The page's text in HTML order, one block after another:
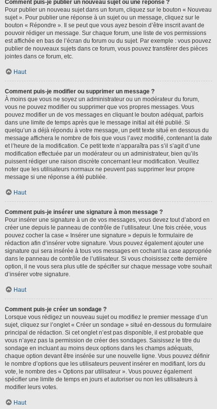
Comment puis-je publier un nouveau sujet ou une réponse ?
Pour publier un nouveau sujet dans un forum, cliquez sur le bouton « Nouveau
sujet ». Pour publier une réponse à un sujet ou un message, cliquez sur le
bouton « Répondre ». Il se peut que vous ayez besoin d’être inscrit avant de
pouvoir rédiger un message. Sur chaque forum, une liste de vos permissions
est affichée en bas de l’écran du forum ou du sujet. Par exemple : vous pouvez
publier de nouveaux sujets dans ce forum, vous pouvez transférer des pièces
jointes dans ce forum, etc.
Haut
Comment puis-je modifier ou supprimer un message ?
À moins que vous ne soyez un administrateur ou un modérateur du forum,
vous ne pouvez modifier ou supprimer que vos propres messages. Vous
pouvez modifier un de vos messages en cliquant le bouton adéquat, parfois
dans une limite de temps après que le message initial ait été publié. Si
quelqu’un a déjà répondu à votre message, un petit texte situé en dessous du
message affichera le nombre de fois que vous l’avez modifié, contenant la date
et l’heure de la modification. Ce petit texte n’apparaîtra pas s’il s’agit d’une
modification effectuée par un modérateur ou un administrateur, bien qu’ils
puissent rédiger une raison discrète concernant leur modification. Veuillez
noter que les utilisateurs normaux ne peuvent pas supprimer leur propre
message si une réponse a été publiée.
Haut
Comment puis-je insérer une signature à mon message ?
Pour insérer une signature à un de vos messages, vous devez tout d’abord en
créer une depuis le panneau de contrôle de l’utilisateur. Une fois créée, vous
pouvez cocher la case « Insérer une signature » depuis le formulaire de
rédaction afin d’insérer votre signature. Vous pouvez également ajouter une
signature qui sera insérée à tous vos messages en cochant la case appropriée
dans le panneau de contrôle de l’utilisateur. Si vous choisissez cette dernière
option, il ne vous sera plus utile de spécifier sur chaque message votre souhait
d’insérer votre signature.
Haut
Comment puis-je créer un sondage ?
Lorsque vous rédigez un nouveau sujet ou modifiez le premier message d’un
sujet, cliquez sur l’onglet « Créer un sondage » situé en-dessous du formulaire
principal de rédaction. Si cet onglet n’est pas disponible, il est probable que
vous n’ayez pas la permission de créer des sondages. Saisissez le titre du
sondage en incluant au moins deux options dans les champs adéquats,
chaque option devant être insérée sur une nouvelle ligne. Vous pouvez définir
le nombre d’options que les utilisateurs peuvent insérer en modifiant, lors du
vote, le nombre des « Options par utilisateur ». Vous pouvez également
spécifier une limite de temps en jours et autoriser ou non les utilisateurs à
modifier leurs votes.
Haut